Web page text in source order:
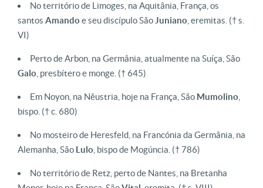
No território de Limoges, na Aquitânia, França, os
santos Amando e seu discípulo São Juniano , eremitas. († s.
VI)
Perto de Arbon, na Germânia, atualmente na Suíça, São
Galo , presbítero e monge. († 645)
Em Noyon, na Nêustria, hoje na França, São Mumolino
bispo. († c. 680)
No mosteiro de Heresfeld, na Francónia da Germânia, na
Alemanha, São Lulo , bispo de Mogúncia. († 786)
No território de Retz, perto de Nantes, na Bretanha